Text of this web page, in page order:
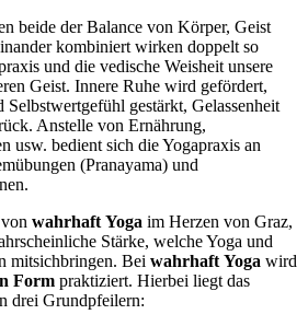
beide der Balance von Körper, Geist
kombiniert wirken doppelt so
und die vedische Weisheit unsere
Geist. Innere Ruhe wird gefördert,
Selbstwertgefühl gestärkt, Gelassenheit
Anstelle von Ernährung,
usw. bedient sich die Yogapraxis an
(Pranayama) und
wahrhaft Yoga im Herzen von Graz,
Stärke, welche Yoga und
mitsichbringen. Bei wahrhaft Yoga wird
Form praktiziert. Hierbei liegt das
drei Grundpfeilern: